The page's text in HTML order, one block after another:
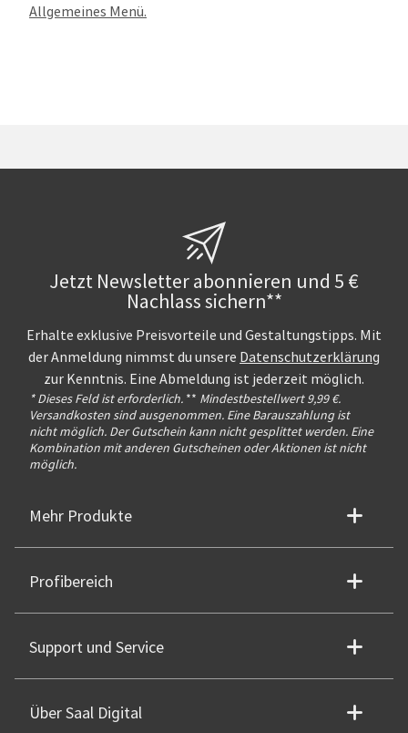
Allgemeines Menü.
Jetzt Newsletter abonnieren und 5 €
Nachlass sichern**
Erhalte exklusive Preisvorteile und Gestaltungstipps. Mit
der Anmeldung nimmst du unsere Datenschutzerklärung
zur Kenntnis. Eine Abmeldung ist jederzeit möglich.
* Dieses Feld ist erforderlich. ** Mindestbestellwert 9,99 €.
Versandkosten sind ausgenommen. Eine Barauszahlung ist
nicht möglich. Der Gutschein kann nicht gesplittet werden. Eine
Kombination mit anderen Gutscheinen oder Aktionen ist nicht
möglich.
Mehr Produkte
Profibereich
Support und Service
Über Saal Digital